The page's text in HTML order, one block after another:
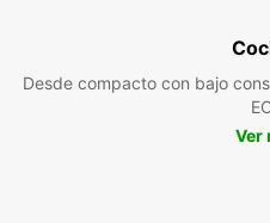
Desde compacto con bajo
Ver